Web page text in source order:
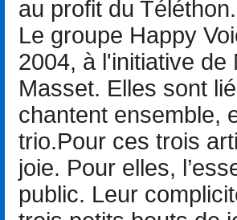
au profit du Téléthon.
Le groupe Happy
2004, à l'initiative de
Masset. Elles sont
chantent ensemble,
trio.Pour ces trois
joie. Pour elles,
public. Leur